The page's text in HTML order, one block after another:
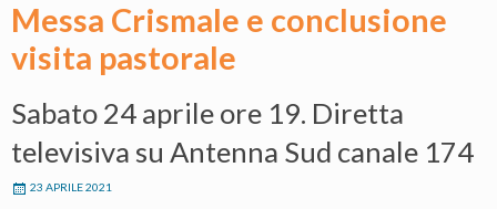
Messa Crismale e conclusione
visita pastorale
Sabato 24 aprile ore 19. Diretta
televisiva su Antenna Sud canale 174
23 APRILE 2021